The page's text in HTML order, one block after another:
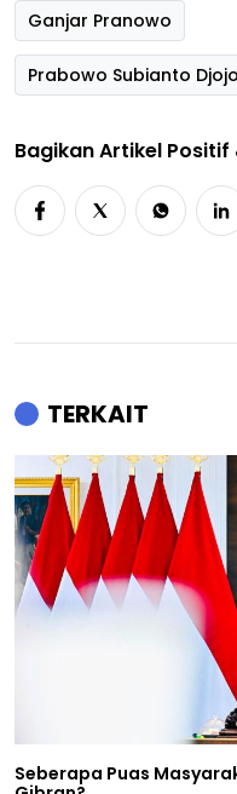
Ganjar Pranowo
Prabowo Subianto
Bagikan Artikel
TERKAIT
Seberapa Puas